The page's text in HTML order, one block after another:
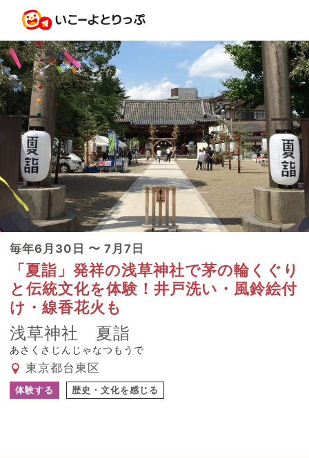
毎年6月30日 〜 7月7日
「夏詣」発祥の浅草神社で茅の輪くぐり
と伝統文化を体験！井戸洗い・風鈴絵付
け・線香花火も
浅草神社 夏詣
あさくさじんじゃなつもうで
東京都台東区
体験する 歴史・文化を感じる